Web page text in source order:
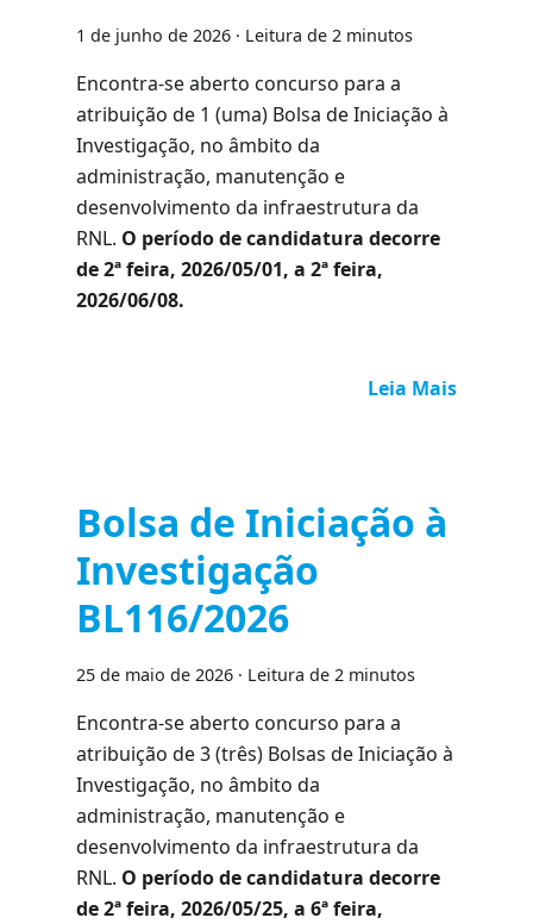
1 de junho de 2026 · Leitura de 2 minutos
Encontra-se aberto concurso para a
atribuição de 1 (uma) Bolsa de Iniciação à
Investigação, no âmbito da
administração, manutenção e
desenvolvimento da infraestrutura da
RNL. O período de candidatura decorre
de 2ª feira, 2026/05/01, a 2ª feira,
2026/06/08.
Leia Mais
Bolsa de Iniciação à
Investigação
BL116/2026
25 de maio de 2026 · Leitura de 2 minutos
Encontra-se aberto concurso para a
atribuição de 3 (três) Bolsas de Iniciação à
Investigação, no âmbito da
administração, manutenção e
desenvolvimento da infraestrutura da
RNL. O período de candidatura decorre
de 2ª feira, 2026/05/25, a 6ª feira,